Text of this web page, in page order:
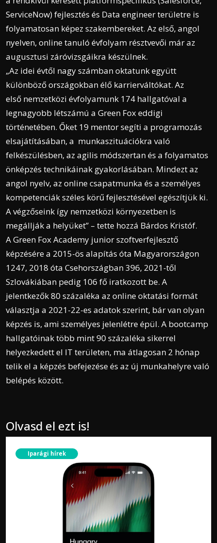
ServiceNow) fejlesztés és Data engineer területre is
folyamatosan képez szakembereket. Az első, angol
nyelven, online tanuló évfolyam résztvevői már az
augusztusi záróvizsgáikra készülnek.
„Az idei évtől nagy számban oktatunk együtt
különböző országokban élő karrierváltókat. Az
első nemzetközi évfolyamunk 174 hallgatóval a
legnagyobb létszámú a Green Fox eddigi
történetében. Őket 19 mentor segíti a programozás
elsajátításában, a munkaszituációkra való
felkészülésben, az agilis módszertan és a folyamatos
önképzés technikáinak gyakorlásában. Mindezt az
angol nyelv, az online csapatmunka és a személyes
kompetenciák széles körű fejlesztésével egészítjük ki.
A végzőseink így nemzetközi környezetben is
megállják a helyüket” – tette hozzá Bárdos Kristóf.
A Green Fox Academy junior szoftverfejlesztő
képzésére a 2015-ös alapítás óta Magyarországon
1247, 2018 óta Csehországban 396, 2021-től
Szlovákiában pedig 106 fő iratkozott be. A
jelentkezők 80 százaléka az online oktatási formát
választja a 2021-22-es adatok szerint, bár van olyan
képzés is, ami személyes jelenlétre épül. A bootcamp
hallgatóinak több mint 90 százaléka sikerrel
helyezkedett el IT területen, ma átlagosan 2 hónap
telik el a képzés befejezése és az új munkahelyre való
belépés között.
Olvasd el ezt is!
Iparági hírek